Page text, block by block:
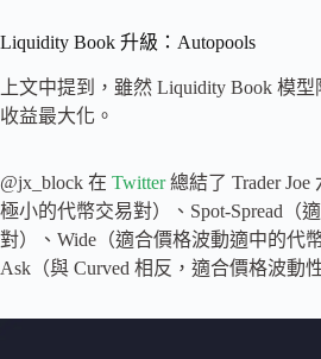
Liquidity Book 升級：Autopools
上文中提到，雖然 Liquidity Book 模
收益最大化。
@jx_block 在 Twitter總結了 Trader Joe
極小的代幣交易對）、Spot-Spread（
對）、Wide（適合價格波動適中的代
Ask（與 Curved 相反，適合價格波動